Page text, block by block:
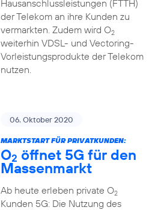
Hausanschlussleistungen (FTTH)
der Telekom an ihre Kunden zu
vermarkten. Zudem wird O2
weiterhin VDSL- und Vectoring-
Vorleistungsprodukte der Telekom
nutzen.
06. Oktober 2020
MARKTSTART FÜR PRIVATKUNDEN:
O2 öffnet 5G für den
Massenmarkt
Ab heute erleben private O2
Kunden 5G: Die Nutzung des